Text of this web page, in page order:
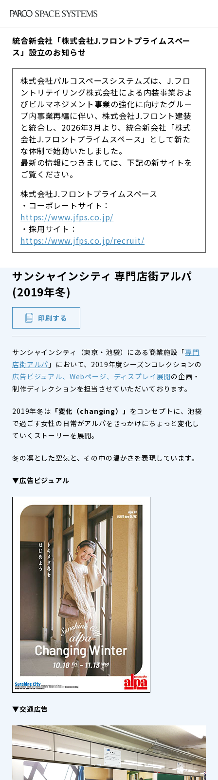
統合新会社「株式会社J.フロントプライムスペー
ス」設立のお知らせ
株式会社パルコスペースシステムズは、J.フロ
ントリテイリング株式会社による内装事業およ
びビルマネジメント事業の強化に向けたグルー
プ内事業再編に伴い、株式会社J.フロント建装
と統合し、2026年3月より、統合新会社「株式
会社J.フロントプライムスペース」として新た
な体制で始動いたしました。
最新の情報につきましては、下記の新サイトを
ご覧ください。
株式会社J.フロントプライムスペース
・コーポレートサイト：
https://www.jfps.co.jp/
・採用サイト：
https://www.jfps.co.jp/recruit/
サンシャインシティ 専門店街アルパ
(2019年冬)
印刷する
サンシャインシティ（東京・池袋）にある商業施設「専門
店街アルパ 」において、2019年度シーズンコレクションの
広告ビジュアル、Webページ、ディスプレイ展開の企画・
制作ディレクションを担当させていただいております。
2019年冬は 「変化（changing）」 をコンセプトに、池袋
で過ごす女性の日常がアルパをきっかけにちょっと変化し
ていくストーリーを展開。
冬の凛とした空気と、その中の温かさを表現しています。
▼広告ビジュアル
▼交通広告